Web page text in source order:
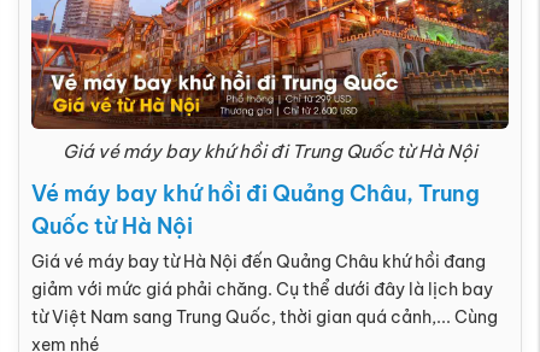
Giá vé máy bay khứ hồi đi Trung Quốc từ Hà Nội
Vé máy bay khứ hồi đi Quảng Châu, Trung
Quốc từ Hà Nội
Giá vé máy bay từ Hà Nội đến Quảng Châu khứ hồi đang
giảm với mức giá phải chăng. Cụ thể dưới đây là lịch bay
từ Việt Nam sang Trung Quốc, thời gian quá cảnh,... Cùng
xem nhé